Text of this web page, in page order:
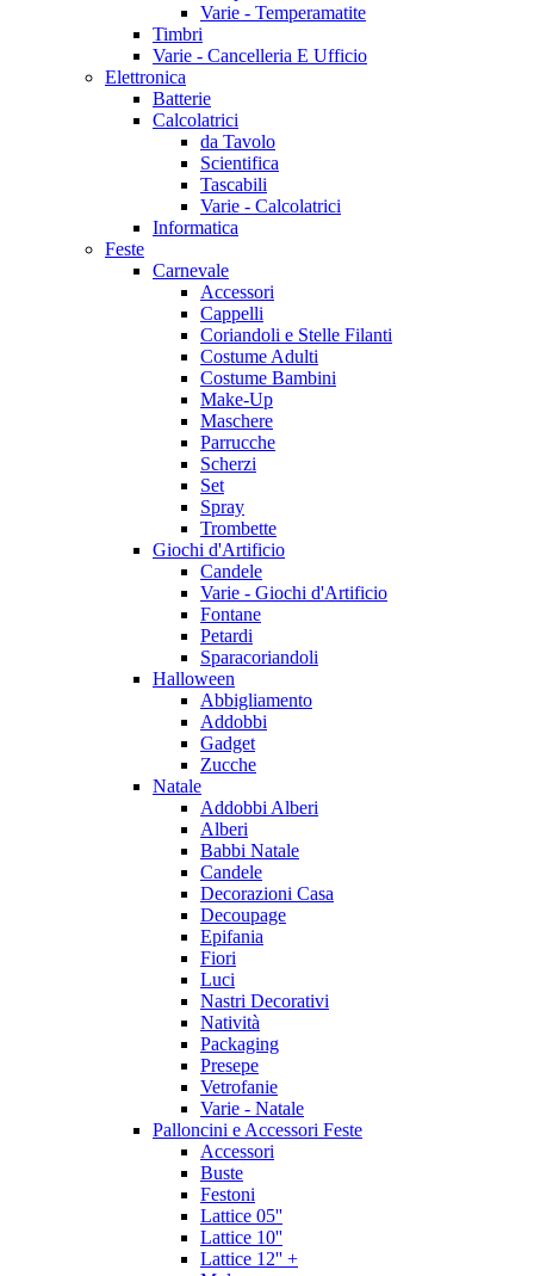
Varie - Temperamatite
Timbri
Varie - Cancelleria E Ufficio
Elettronica
Batterie
Calcolatrici
da Tavolo
Scientifica
Tascabili
Varie - Calcolatrici
Informatica
Feste
Carnevale
Accessori
Cappelli
Coriandoli e Stelle Filanti
Costume Adulti
Costume Bambini
Make-Up
Maschere
Parrucche
Scherzi
Set
Spray
Trombette
Giochi d'Artificio
Candele
Varie - Giochi d'Artificio
Fontane
Petardi
Sparacoriandoli
Halloween
Abbigliamento
Addobbi
Gadget
Zucche
Natale
Addobbi Alberi
Alberi
Babbi Natale
Candele
Decorazioni Casa
Decoupage
Epifania
Fiori
Luci
Nastri Decorativi
Natività
Packaging
Presepe
Vetrofanie
Varie - Natale
Palloncini e Accessori Feste
Accessori
Buste
Festoni
Lattice 05''
Lattice 10''
Lattice 12'' +